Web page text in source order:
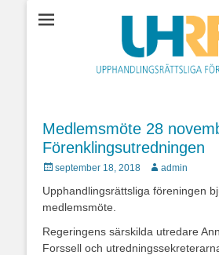
Medlemsmöte 28
Förenklingsutredningen
Postades
september 18, 2018 Författare
admin
Upphandlingsrättsliga föreningen
medlemsmöte.
Regeringens särskilda utredare
Forssell och